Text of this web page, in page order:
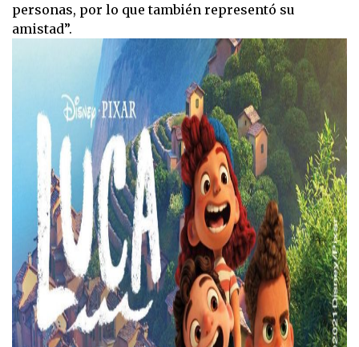
personas, por lo que también representó su
amistad”.